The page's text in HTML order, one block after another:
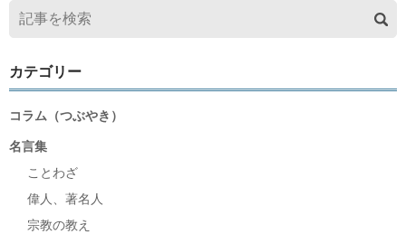
カテゴリー
コラム（つぶやき）
名言集
ことわざ
偉人、著名人
宗教の教え